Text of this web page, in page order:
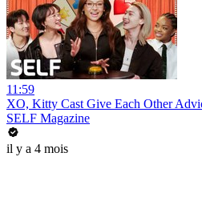
11:59
XO, Kitty Cast Give Each Other
SELF Magazine
il y a 4 mois